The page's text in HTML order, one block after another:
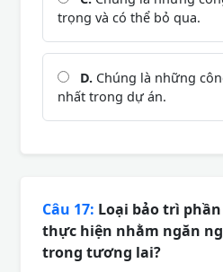
trọng và có thể bỏ qua.
D. Chúng là những
nhất trong dự án.
Câu 17: Loại bảo trì
thực hiện nhằm ngăn
trong tương lai?